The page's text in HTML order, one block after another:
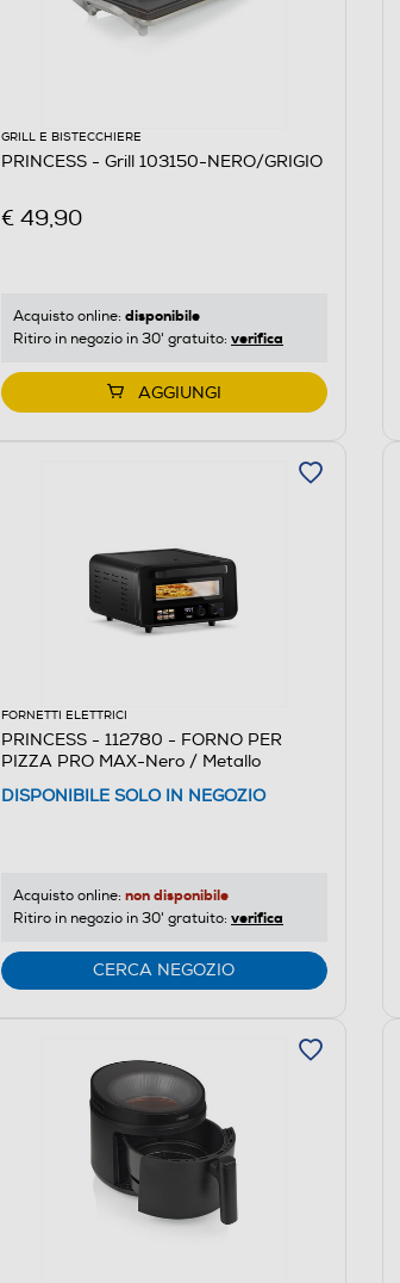
GRILL E BISTECCHIERE
PRINCESS - Grill 103150-NERO/GRIGIO
€ 49,90
Acquisto online: disponibile
Ritiro in negozio in 30' gratuito: verifica
AGGIUNGI
FORNETTI ELETTRICI
PRINCESS - 112780 - FORNO PER
PIZZA PRO MAX-Nero / Metallo
DISPONIBILE SOLO IN NEGOZIO
Acquisto online: non disponibile
Ritiro in negozio in 30' gratuito: verifica
CERCA NEGOZIO